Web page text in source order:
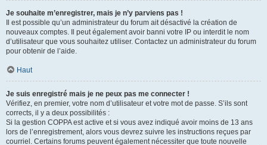
Je souhaite m’enregistrer, mais je n’y parviens pas !
Il est possible qu’un administrateur du forum ait désactivé la création de
nouveaux comptes. Il peut également avoir banni votre IP ou interdit le nom
d’utilisateur que vous souhaitez utiliser. Contactez un administrateur du forum
pour obtenir de l’aide.
Haut
Je suis enregistré mais je ne peux pas me connecter !
Vérifiez, en premier, votre nom d’utilisateur et votre mot de passe. S’ils sont
corrects, il y a deux possibilités :
Si la gestion COPPA est active et si vous avez indiqué avoir moins de 13 ans
lors de l’enregistrement, alors vous devrez suivre les instructions reçues par
courriel. Certains forums peuvent également nécessiter que toute nouvelle